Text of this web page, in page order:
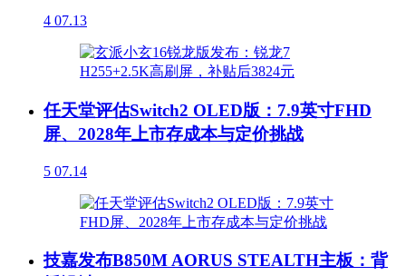
4 07.13
任天堂评估Switch2 OLED版：7.9英寸FHD
屏、2028年上市存成本与定价挑战
5 07.14
技嘉发布B850M AORUS STEALTH主板：背